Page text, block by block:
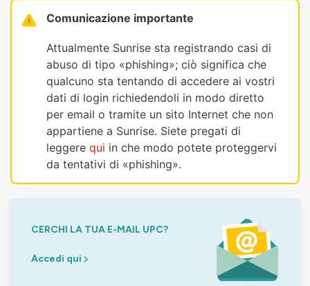
Comunicazione importante
Attualmente Sunrise sta registrando casi di
abuso di tipo «phishing»; ciò significa che
qualcuno sta tentando di accedere ai vostri
dati di login richiedendoli in modo diretto
per email o tramite un sito Internet che non
appartiene a Sunrise. Siete pregati di
leggere qui in che modo potete proteggervi
da tentativi di «phishing».
CERCHI LA TUA E-MAIL UPC?
Accedi qui